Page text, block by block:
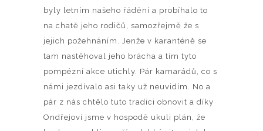
byly letním našeho řádění a probíhalo to
na chatě jeho rodičů, samozřejmě že s
jejich požehnáním. Jenže v karanténě se
tam nastěhoval jeho brácha a tím tyto
pompézní akce utichly. Pár kamarádů, co s
námi jezdívalo asi taky už neuvidím. No a
pár z nás chtělo tuto tradici obnovit a díky
Ondřejovi jsme v hospodě ukuli plán, že